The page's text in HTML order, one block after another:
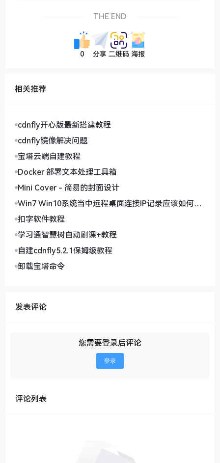
THE END
0 分享 二维码 海报
相关推荐
cdnfly开心版最新搭建教程
cdnfly镜像解决问题
宝塔云端自建教程
Docker 部署文本处理工具箱
Mini Cover - 简易的封面设计
Win7 Win10系统当中远程桌面连接IP记录应该如何删
除
扣字软件教程
学习通智慧树自动刷课+教程
自建cdnfly5.2.1保姆级教程
卸载宝塔命令
发表评论
您需要登录后评论
登录
评论列表